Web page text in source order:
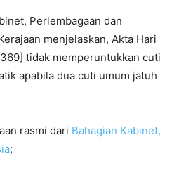
Perlembagaan dan
menjelaskan, Akta Hari
tidak memperuntukkan cuti
apabila dua cuti umum jatuh
rasmi dari Bahagian Kabinet,
;